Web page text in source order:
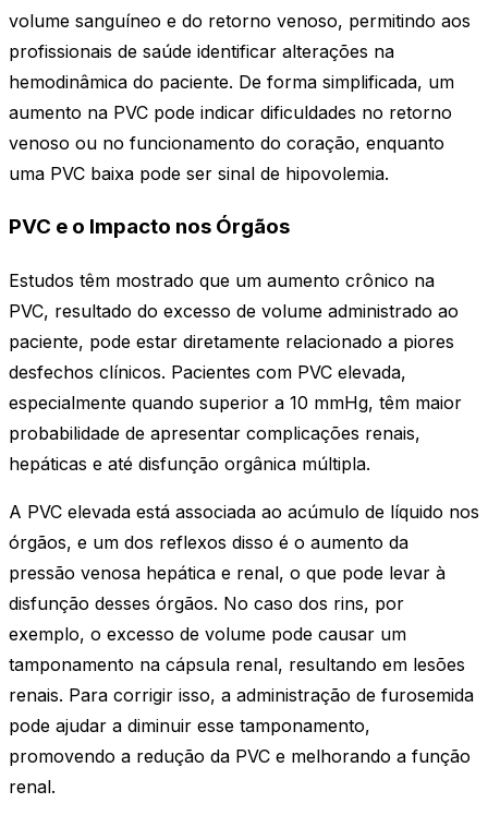
volume sanguíneo e do retorno venoso, permitindo aos
profissionais de saúde identificar alterações na
hemodinâmica do paciente. De forma simplificada, um
aumento na PVC pode indicar dificuldades no retorno
venoso ou no funcionamento do coração, enquanto
uma PVC baixa pode ser sinal de hipovolemia.
PVC e o Impacto nos Órgãos
Estudos têm mostrado que um aumento crônico na
PVC, resultado do excesso de volume administrado ao
paciente, pode estar diretamente relacionado a piores
desfechos clínicos. Pacientes com PVC elevada,
especialmente quando superior a 10 mmHg, têm maior
probabilidade de apresentar complicações renais,
hepáticas e até disfunção orgânica múltipla.
A PVC elevada está associada ao acúmulo de líquido nos
órgãos, e um dos reflexos disso é o aumento da
pressão venosa hepática e renal, o que pode levar à
disfunção desses órgãos. No caso dos rins, por
exemplo, o excesso de volume pode causar um
tamponamento na cápsula renal, resultando em lesões
renais. Para corrigir isso, a administração de furosemida
pode ajudar a diminuir esse tamponamento,
promovendo a redução da PVC e melhorando a função
renal.